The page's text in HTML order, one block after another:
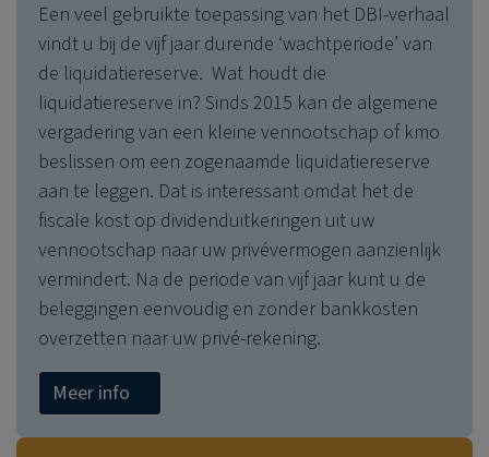
Een veel gebruikte toepassing van het DBI-verhaal
vindt u bij de vijf jaar durende ‘wachtperiode’ van
de liquidatiereserve. Wat houdt die
liquidatiereserve in? Sinds 2015 kan de algemene
vergadering van een kleine vennootschap of kmo
beslissen om een zogenaamde liquidatiereserve
aan te leggen. Dat is interessant omdat het de
fiscale kost op dividenduitkeringen uit uw
vennootschap naar uw privévermogen aanzienlijk
vermindert. Na de periode van vijf jaar kunt u de
beleggingen eenvoudig en zonder bankkosten
overzetten naar uw privé-rekening.
Meer info